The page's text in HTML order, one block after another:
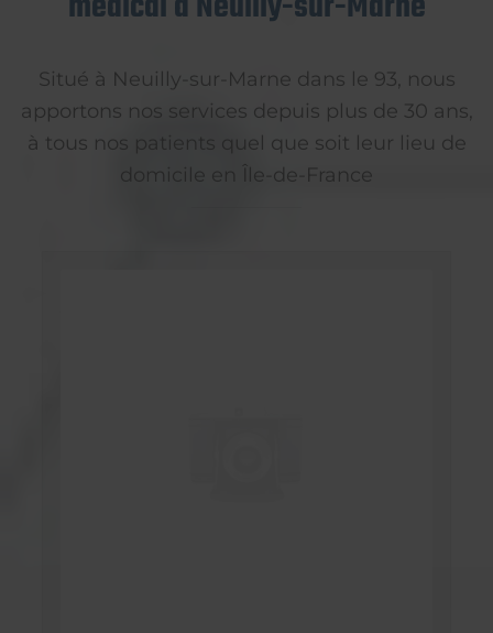
Situé à Neuilly-sur-Marne dans le 93, nous
apportons nos services depuis plus de 30 ans,
à tous nos patients quel que soit leur lieu de
domicile en Île-de-France